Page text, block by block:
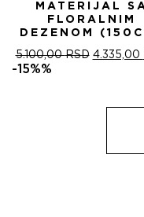
MATERIJAL
FLORALNIM
DEZENOM
5.100,00RSD
5.100,00
4.335,00
-15%%